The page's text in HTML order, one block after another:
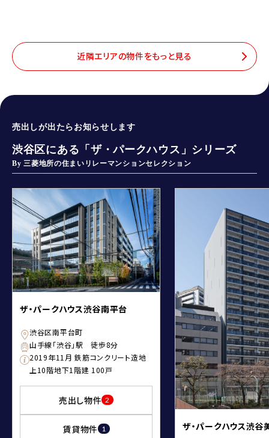
近隣エリアの物件をもっと見る
売出しが出たらお知らせします
渋谷区にある「ザ・パークハウス」シリーズ
By 三菱地所の住まいリレーマンションセレクション
ザ・パークハウス渋谷南平台
渋谷区南平台町
山手線「渋谷」駅 徒歩8分
2019年11月 鉄筋コンクリート造地
上10階地下1階建 100戸
売出し物件 2
賃貸物件 1 ザ・パークハウス渋谷